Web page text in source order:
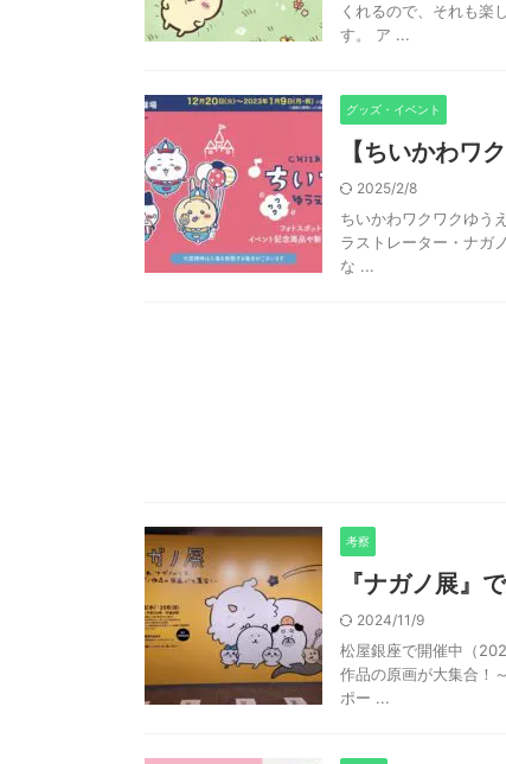
くれるので、それも楽
す。 ア ...
グッズ・イベント
【ちいかわワ
2025/2/8
ちいかわワクワクゆう
ラストレーター・ナガ
な ...
考察
『ナガノ展』
2024/11/9
松屋銀座で開催中（
作品の原画が大集合！
ポー ...